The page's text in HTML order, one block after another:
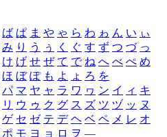
ば ぱ ま や ゃ ら わ ゎ ん い ぃ
み り う ぅ く ぐ す ず つ づ っ
け げ せ ぜ て で ね へ べ ぺ め
ほ ぼ ぽ も よ ょ ろ を
パ マ ヤ ャ ラ ワ ヮ ン イ ィ キ
リ ウ ゥ ク グ ス ズ ツ ヅ ッ ヌ
ゲ セ ゼ テ デ ヘ ベ ペ メ レ オ
ポ モ ヨ ョ ロ ヲ ―